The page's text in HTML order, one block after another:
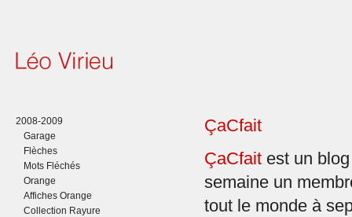
2008-2009
Garage
Flèches
Mots Fléchés
Orange
Affiches Orange
Collection Rayure
ÇaCfait
ÇaCfait est un
semaine un
tout le monde à